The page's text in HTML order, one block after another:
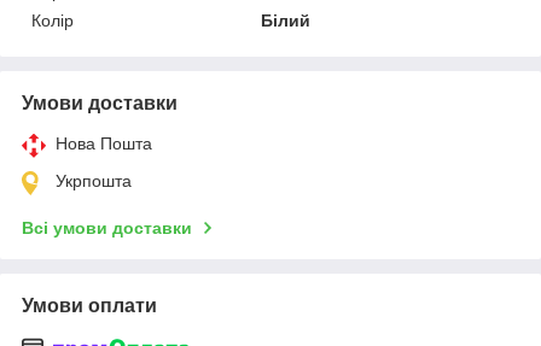
Колір
Білий
Умови доставки
Нова Пошта
Укрпошта
Всі умови доставки
Умови оплати